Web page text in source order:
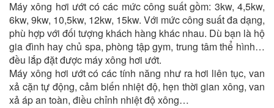
Máy xông hơi ướt có các mức công suất gồm: 3kw, 4,5kw,
6kw, 9kw, 10,5kw, 12kw, 15kw. Với mức công suất đa dạng,
phù hợp với đối tượng khách hàng khác nhau. Dù bạn là hộ
gia đình hay chủ spa, phòng tập gym, trung tâm thể hình…
đều lắp đặt được máy xông hơi ướt.
Máy xông hơi ướt có các tính năng như ra hơi liên tục, van
xả cặn tự động, cảm biến nhiệt độ, hẹn thời gian xông, van
xả áp an toàn, điều chỉnh nhiệt độ xông…